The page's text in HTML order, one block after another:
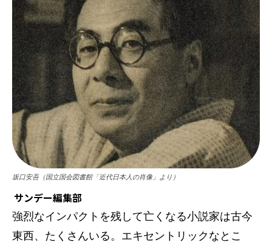
坂口安吾（国立国会図書館「近代日本人の肖像」より）
サンデー編集部
強烈なインパクトを残して亡くなる小説家は古今
東西、たくさんいる。エキセントリックなとこ